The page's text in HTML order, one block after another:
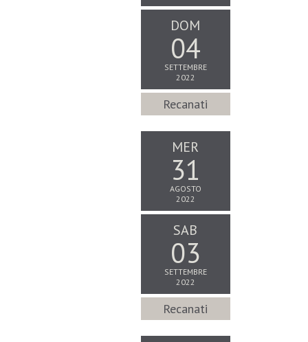
DOM
04
SETTEMBRE
2022
Recanati
MER
31
AGOSTO
2022
SAB
03
SETTEMBRE
2022
Recanati